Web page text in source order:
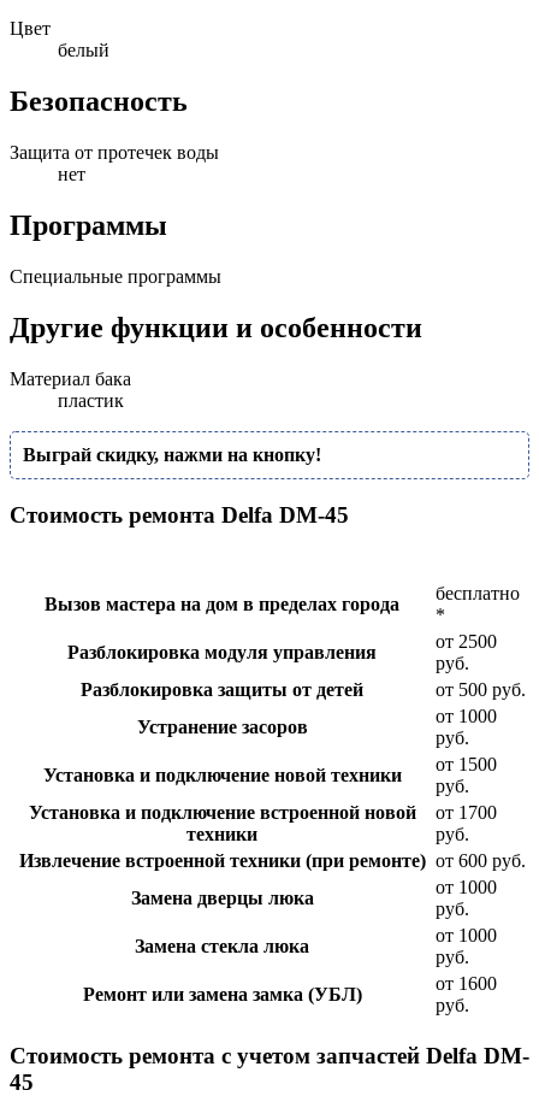
Цвет
белый
Безопасность
Защита от протечек воды
нет
Программы
Специальные программы
Другие функции и особенности
Материал бака
пластик
Выграй скидку, нажми на кнопку!
Стоимость ремонта Delfa DM-45
Вызов мастера на дом в пределах города
бесплатно
*
Разблокировка модуля управления
от 2500
руб.
Разблокировка защиты от детей
от 500 руб.
Устранение засоров
от 1000
руб.
Установка и подключение новой техники
от 1500
руб.
Установка и подключение встроенной новой
техники
от 1700
руб.
Извлечение встроенной техники (при ремонте) от 600 руб.
Замена дверцы люка
от 1000
руб.
Замена стекла люка
от 1000
руб.
Ремонт или замена замка (УБЛ)
от 1600
руб.
Стоимость ремонта с учетом запчастей Delfa DM-
45